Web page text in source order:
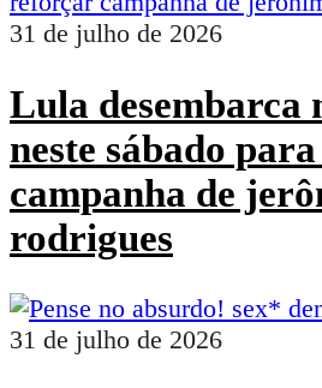
31 de julho de 2026
Lula desembarca
neste sábado
campanha de
rodrigues
31 de julho de 2026